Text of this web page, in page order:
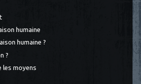
humaine
humaine ?
?
les moyens